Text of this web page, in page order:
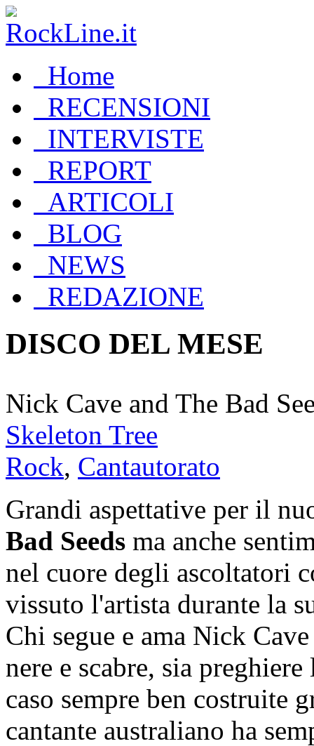
Home
RECENSIONI
INTERVISTE
REPORT
ARTICOLI
BLOG
NEWS
REDAZIONE
DISCO DEL MESE
Nick Cave and The Bad
Skeleton Tree
Rock, Cantautorato
Grandi aspettative per il
Bad Seeds ma anche
nel cuore degli ascoltatori
vissuto l'artista durante la
Chi segue e ama Nick
nere e scabre, sia
caso sempre ben costruite
cantante australiano ha